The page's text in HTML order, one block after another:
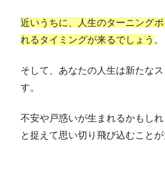
近いうちに、人生のターニング
れるタイミングが来るでしょう 。
そして、あなたの人生は新たな
す。
不安や戸惑いが生まれるかもし
と捉えて思い切り飛び込むことが